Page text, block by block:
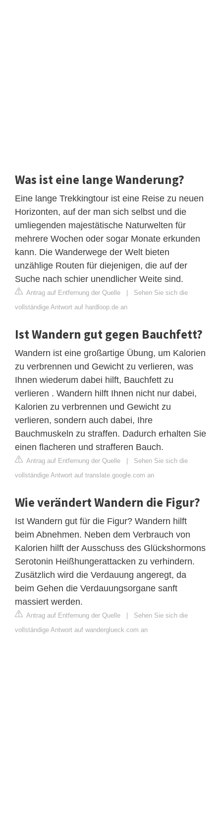
Was ist eine lange Wanderung?
Eine lange Trekkingtour ist eine Reise zu neuen
Horizonten, auf der man sich selbst und die
umliegenden majestätische Naturwelten für
mehrere Wochen oder sogar Monate erkunden
kann. Die Wanderwege der Welt bieten
unzählige Routen für diejenigen, die auf der
Suche nach schier unendlicher Weite sind.
Antrag auf Entfernung der Quelle | Sehen Sie sich die
vollständige Antwort auf hardloop.de an
Ist Wandern gut gegen Bauchfett?
Wandern ist eine großartige Übung, um Kalorien
zu verbrennen und Gewicht zu verlieren, was
Ihnen wiederum dabei hilft, Bauchfett zu
verlieren . Wandern hilft Ihnen nicht nur dabei,
Kalorien zu verbrennen und Gewicht zu
verlieren, sondern auch dabei, Ihre
Bauchmuskeln zu straffen. Dadurch erhalten Sie
einen flacheren und strafferen Bauch.
Antrag auf Entfernung der Quelle | Sehen Sie sich die
vollständige Antwort auf translate.google.com an
Wie verändert Wandern die Figur?
Ist Wandern gut für die Figur? Wandern hilft
beim Abnehmen. Neben dem Verbrauch von
Kalorien hilft der Ausschuss des Glückshormons
Serotonin Heißhungerattacken zu verhindern.
Zusätzlich wird die Verdauung angeregt, da
beim Gehen die Verdauungsorgane sanft
massiert werden.
Antrag auf Entfernung der Quelle | Sehen Sie sich die
vollständige Antwort auf wanderglueck.com an